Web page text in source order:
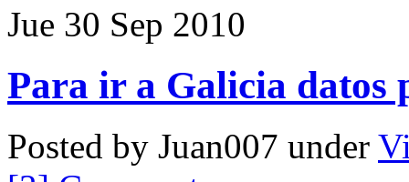
Jue 30 Sep 2010
Para ir a Galicia datos
Posted by Juan007 under